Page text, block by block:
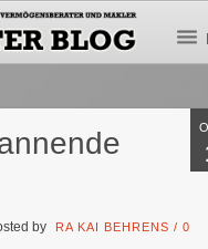
by RA KAI BEHRENS /0